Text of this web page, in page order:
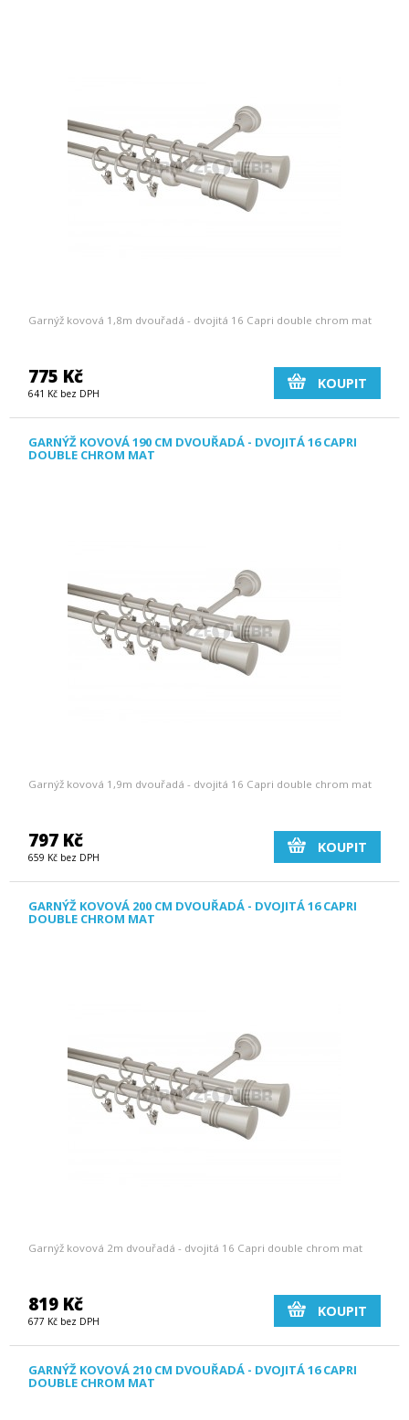
Garnýž kovová 1,8m dvouřadá - dvojitá 16 Capri double chrom mat
775 Kč
641 Kč bez DPH
KOUPIT
GARNÝŽ KOVOVÁ 190 CM DVOUŘADÁ - DVOJITÁ 16 CAPRI
DOUBLE CHROM MAT
Garnýž kovová 1,9m dvouřadá - dvojitá 16 Capri double chrom mat
797 Kč
659 Kč bez DPH
KOUPIT
GARNÝŽ KOVOVÁ 200 CM DVOUŘADÁ - DVOJITÁ 16 CAPRI
DOUBLE CHROM MAT
Garnýž kovová 2m dvouřadá - dvojitá 16 Capri double chrom mat
819 Kč
677 Kč bez DPH
KOUPIT
GARNÝŽ KOVOVÁ 210 CM DVOUŘADÁ - DVOJITÁ 16 CAPRI
DOUBLE CHROM MAT